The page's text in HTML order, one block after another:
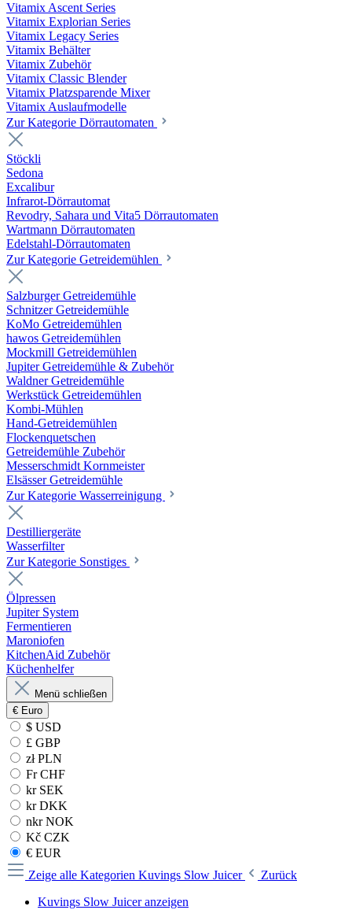
Vitamix Ascent Series
Vitamix Explorian Series
Vitamix Legacy Series
Vitamix Behälter
Vitamix Zubehör
Vitamix Classic Blender
Vitamix Platzsparende Mixer
Vitamix Auslaufmodelle
Zur Kategorie Dörrautomaten
Stöckli
Sedona
Excalibur
Infrarot-Dörrautomat
Revodry, Sahara und Vita5 Dörrautomaten
Wartmann Dörrautomaten
Edelstahl-Dörrautomaten
Zur Kategorie Getreidemühlen
Salzburger Getreidemühle
Schnitzer Getreidemühle
KoMo Getreidemühlen
hawos Getreidemühlen
Mockmill Getreidemühlen
Jupiter Getreidemühle & Zubehör
Waldner Getreidemühle
Werkstück Getreidemühlen
Kombi-Mühlen
Hand-Getreidemühlen
Flockenquetschen
Getreidemühle Zubehör
Messerschmidt Kornmeister
Elsässer Getreidemühle
Zur Kategorie Wasserreinigung
Destilliergeräte
Wasserfilter
Zur Kategorie Sonstiges
Ölpressen
Jupiter System
Fermentieren
Maroniofen
KitchenAid Zubehör
Küchenhelfer
Menü schließen
€ Euro
$ USD
£ GBP
zł PLN
Fr CHF
kr SEK
kr DKK
nkr NOK
Kč CZK
€ EUR
Zeige alle Kategorien Kuvings Slow Juicer
Zurück
Kuvings Slow Juicer anzeigen